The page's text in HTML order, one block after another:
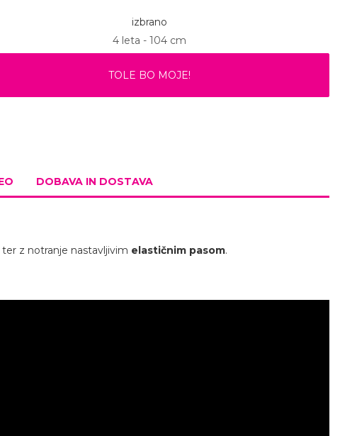
izbrano
4 leta - 104 cm
TOLE BO MOJE!
DOBAVA IN DOSTAVA
z notranje nastavljivim elastičnim pasom.